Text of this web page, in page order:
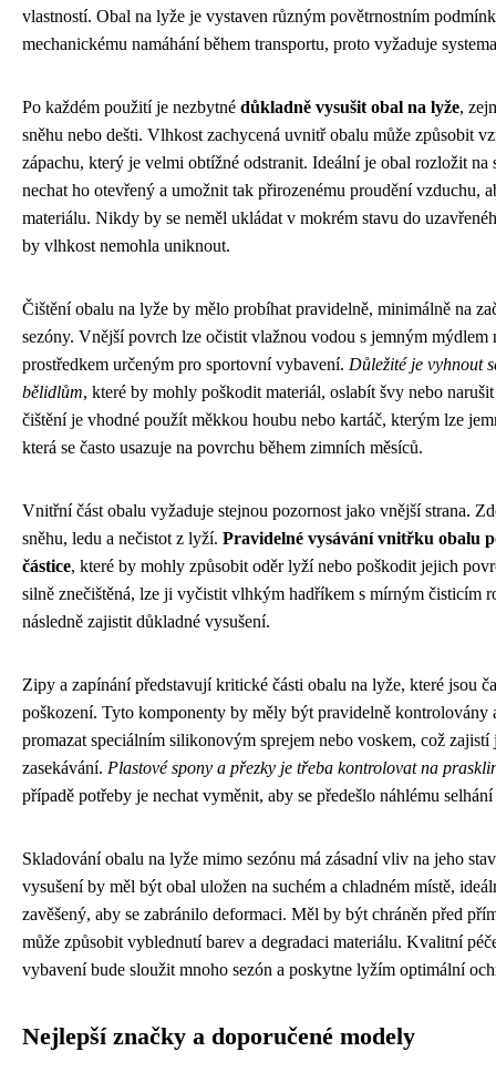
vlastností. Obal na lyže je vystaven různým povětrnostním
mechanickému namáhání během transportu, proto vyžaduje
Po každém použití je nezbytné důkladně vysušit obal na lyže,
sněhu nebo dešti. Vlhkost zachycená uvnitř obalu může způsobit
zápachu, který je velmi obtížné odstranit. Ideální je obal rozložit na
nechat ho otevřený a umožnit tak přirozenému proudění vzduchu,
materiálu. Nikdy by se neměl ukládat v mokrém stavu do
by vlhkost nemohla uniknout.
Čištění obalu na lyže by mělo probíhat pravidelně, minimálně na
sezóny. Vnější povrch lze očistit vlažnou vodou s jemným mýdlem
prostředkem určeným pro sportovní vybavení. Důležité je vyhnout
bělidlům, které by mohly poškodit materiál, oslabít švy nebo
čištění je vhodné použít měkkou houbu nebo kartáč, kterým lze
která se často usazuje na povrchu během zimních měsíců.
Vnitřní část obalu vyžaduje stejnou pozornost jako vnější strana.
sněhu, ledu a nečistot z lyží. Pravidelné vysávání vnitřku obalu
částice, které by mohly způsobit oděr lyží nebo poškodit jejich
silně znečištěná, lze ji vyčistit vlhkým hadříkem s mírným čisticím
následně zajistit důkladné vysušení.
Zipy a zapínání představují kritické části obalu na lyže, které jsou
poškození. Tyto komponenty by měly být pravidelně kontrolovány
promazat speciálním silikonovým sprejem nebo voskem, což
zasekávání. Plastové spony a přezky je třeba kontrolovat na
případě potřeby je nechat vyměnit, aby se předešlo náhlému
Skladování obalu na lyže mimo sezónu má zásadní vliv na jeho
vysušení by měl být obal uložen na suchém a chladném místě,
zavěšený, aby se zabránilo deformaci. Měl by být chráněn před
může způsobit vyblednutí barev a degradaci materiálu. Kvalitní
vybavení bude sloužit mnoho sezón a poskytne lyžím optimální
Nejlepší značky a doporučené modely